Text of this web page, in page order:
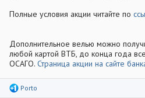
Полные условия акции читайте по
Дополнительное велью можно
любой картой ВТБ, до конца года
ОСАГО. Страница акции на сайте
Р
Porto